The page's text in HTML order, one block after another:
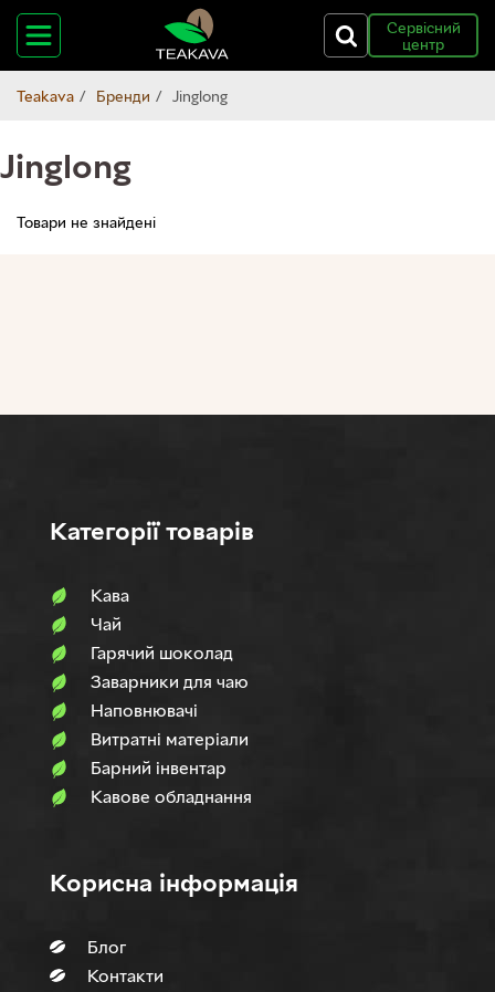
Сервісний
центр
Teakava Бренди Jinglong
Jinglong
Товари не знайдені
Категорії товарів
Кава
Чай
Гарячий шоколад
Заварники для чаю
Наповнювачi
Витратні матеріали
Барний інвентар
Кавове обладнання
Корисна інформація
Блог
Контакти